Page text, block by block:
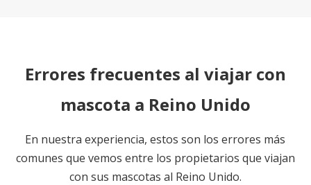
Errores frecuentes al viajar con
mascota a Reino Unido
En nuestra experiencia, estos son los errores más
comunes que vemos entre los propietarios que viajan
con sus mascotas al Reino Unido.